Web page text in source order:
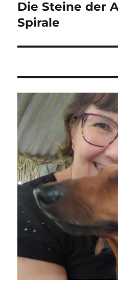
Nächster
Beitrag:
Die Steine der
Spirale